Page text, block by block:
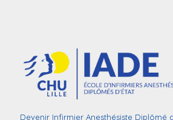
Devenir Infirmier Anesthésiste Diplômé